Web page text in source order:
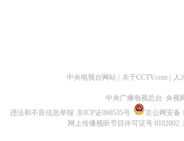
中央电视台网站 关于CCTV.com 人
中央广播电视总台 央视
违法和不良信息举报 京ICP证060535号
京公网安备
网上传播视听节目许可证号 0102002